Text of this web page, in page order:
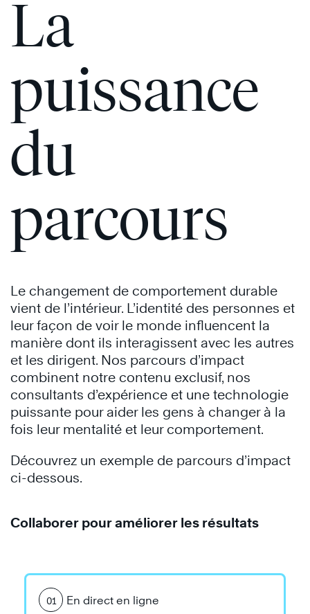
La
puissance
du
parcours
Le changement de comportement durable
vient de l’intérieur. L’identité des personnes et
leur façon de voir le monde influencent la
manière dont ils interagissent avec les autres
et les dirigent. Nos parcours d’impact
combinent notre contenu exclusif, nos
consultants d’expérience et une technologie
puissante pour aider les gens à changer à la
fois leur mentalité et leur comportement.
Découvrez un exemple de parcours d’impact
ci-dessous.
Collaborer pour améliorer les résultats
01 En direct en ligne